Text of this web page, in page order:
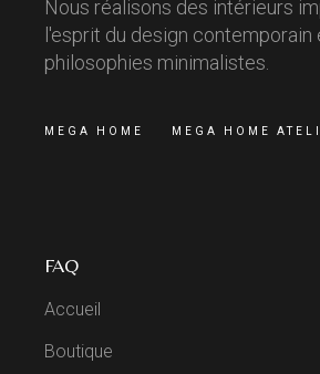
Nous réalisons des intérieurs
l'esprit du design contemporain
philosophies minimalistes.
MEGA HOME MEGA HOME
FAQ
Accueil
Boutique